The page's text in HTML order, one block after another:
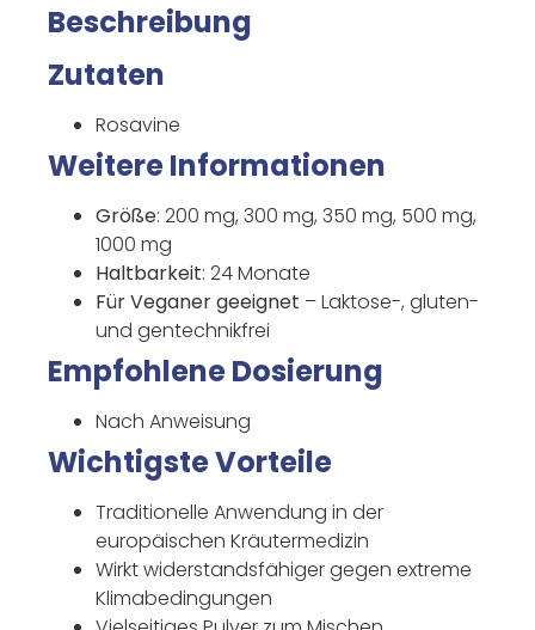
Beschreibung
Zutaten
Rosavine
Weitere Informationen
Größe: 200 mg, 300 mg, 350 mg, 500 mg,
1000 mg
Haltbarkeit: 24 Monate
Für Veganer geeignet – Laktose-, gluten-
und gentechnikfrei
Empfohlene Dosierung
Nach Anweisung
Wichtigste Vorteile
Traditionelle Anwendung in der
europäischen Kräutermedizin
Wirkt widerstandsfähiger gegen extreme
Klimabedingungen